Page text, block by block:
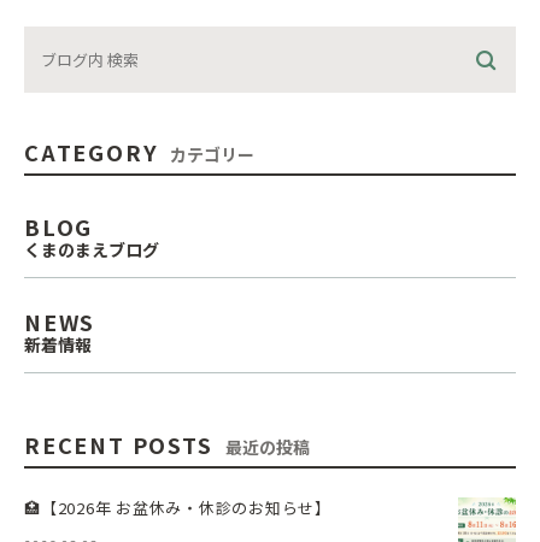
CATEGORY カテゴリー
BLOG
くまのまえブログ
NEWS
新着情報
RECENT POSTS 最近の投稿
🏥【2026年 お盆休み・休診のお知らせ】